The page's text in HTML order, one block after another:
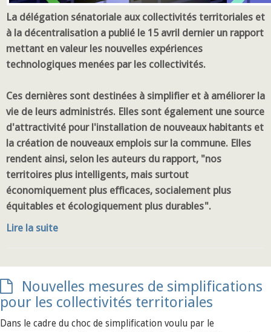
La délégation sénatoriale aux collectivités territoriales et
à la décentralisation a publié le 15 avril dernier un rapport
mettant en valeur les nouvelles expériences
technologiques menées par les collectivités.
Ces dernières sont destinées à simplifier et à améliorer la
vie de leurs administrés. Elles sont également une source
d'attractivité pour l'installation de nouveaux habitants et
la création de nouveaux emplois sur la commune. Elles
rendent ainsi, selon les auteurs du rapport, "nos
territoires plus intelligents, mais surtout
économiquement plus efficaces, socialement plus
équitables et écologiquement plus durables".
Lire la suite
Nouvelles mesures de simplifications
pour les collectivités territoriales
Dans le cadre du choc de simplification voulu par le